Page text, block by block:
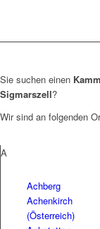
Sie suchen einen
Sigmarszell?
Wir sind an folgenden
A
Achberg
Achenkirch
(Österreich)